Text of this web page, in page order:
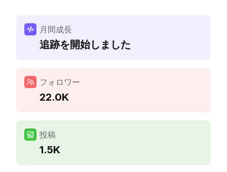
月間成長
追跡を開始しました
フォロワー
22.0K
投稿
1.5K